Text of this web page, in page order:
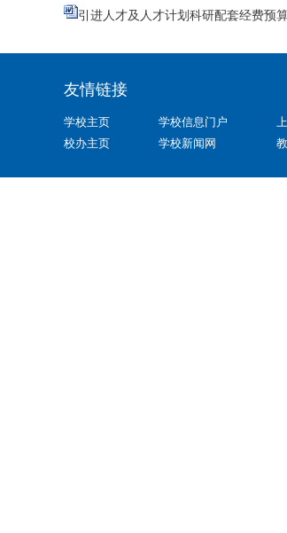
引进人才及人才计划科研配套经费预
友情链接
学校主页 学校信息门户
校办主页
学校新闻网